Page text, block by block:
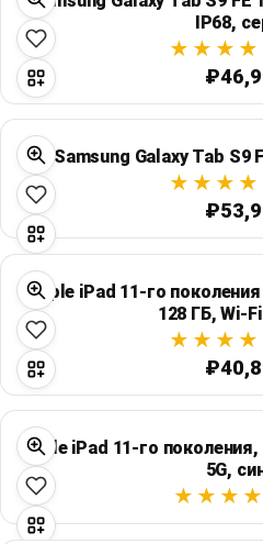
Categories
Brands
Global Price Tracker
Blog
Compare
Plans & Pricing
Log in
IP68,
Samsung Galaxy Tab S9
Apple iPad 11-го
128 ГБ,
Apple iPad 11-го поколения,
5G,